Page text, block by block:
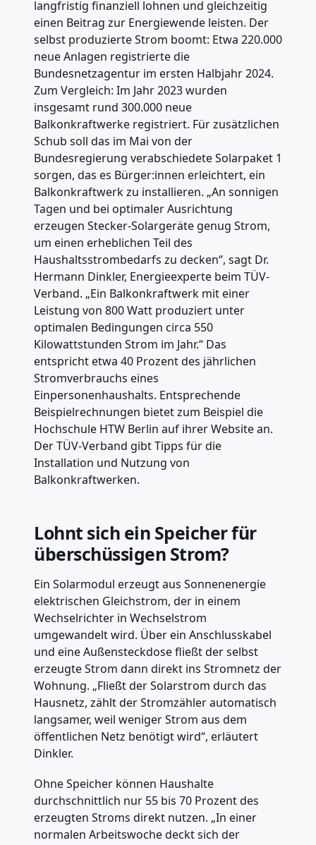
langfristig finanziell lohnen und gleichzeitig
einen Beitrag zur Energiewende leisten. Der
selbst produzierte Strom boomt: Etwa 220.000
neue Anlagen registrierte die
Bundesnetzagentur im ersten Halbjahr 2024.
Zum Vergleich: Im Jahr 2023 wurden
insgesamt rund 300.000 neue
Balkonkraftwerke registriert. Für zusätzlichen
Schub soll das im Mai von der
Bundesregierung verabschiedete Solarpaket 1
sorgen, das es Bürger:innen erleichtert, ein
Balkonkraftwerk zu installieren. „An sonnigen
Tagen und bei optimaler Ausrichtung
erzeugen Stecker-Solargeräte genug Strom,
um einen erheblichen Teil des
Haushaltsstrombedarfs zu decken“, sagt Dr.
Hermann Dinkler, Energieexperte beim TÜV-
Verband. „Ein Balkonkraftwerk mit einer
Leistung von 800 Watt produziert unter
optimalen Bedingungen circa 550
Kilowattstunden Strom im Jahr.“ Das
entspricht etwa 40 Prozent des jährlichen
Stromverbrauchs eines
Einpersonenhaushalts. Entsprechende
Beispielrechnungen bietet zum Beispiel die
Hochschule HTW Berlin auf ihrer Website an.
Der TÜV-Verband gibt Tipps für die
Installation und Nutzung von
Balkonkraftwerken.
Lohnt sich ein Speicher für
überschüssigen Strom?
Ein Solarmodul erzeugt aus Sonnenenergie
elektrischen Gleichstrom, der in einem
Wechselrichter in Wechselstrom
umgewandelt wird. Über ein Anschlusskabel
und eine Außensteckdose fließt der selbst
erzeugte Strom dann direkt ins Stromnetz der
Wohnung. „Fließt der Solarstrom durch das
Hausnetz, zählt der Stromzähler automatisch
langsamer, weil weniger Strom aus dem
öffentlichen Netz benötigt wird“, erläutert
Dinkler.
Ohne Speicher können Haushalte
durchschnittlich nur 55 bis 70 Prozent des
erzeugten Stroms direkt nutzen. „In einer
normalen Arbeitswoche deckt sich der